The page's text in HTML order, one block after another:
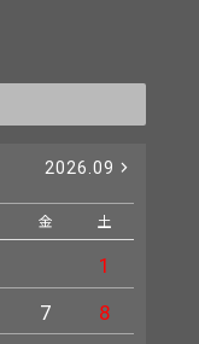
2026.09
金 土
1
7
8